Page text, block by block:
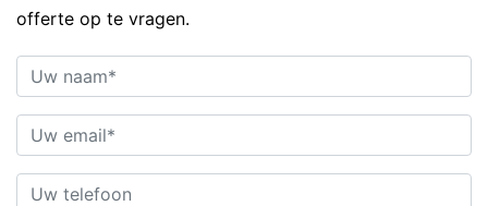
offerte op te vragen.